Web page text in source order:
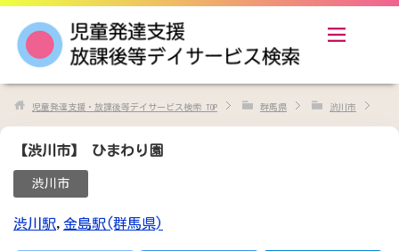
児童発達支援・放課後等デイサービス検索 TOP 群馬県 渋川市
【渋川市】 ひまわり園
渋川市
渋川駅, 金島駅(群馬県)